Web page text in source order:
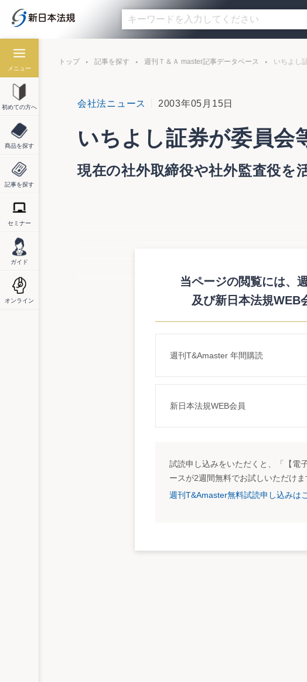
メニュー
初めての方へ
商品を探す
記事を探す
セミナー
ガイド
オンライン
トップ 記事を探す 週刊Ｔ＆Ａ master記事データベース いちよし
会社法ニュース 2003年05月15日
いちよし証券が委員会
現在の社外取締役や社外監査役を
機動性の向上と監督機能を強化する。当ページの閲覧には、
及び新日本法規WEB
週刊T&Amaster 年間購読
新日本法規WEB会員
試読申し込みをいただくと、「【電
ースが2週間無料でお試しいただけま
週刊T&Amaster無料試読申し込みは